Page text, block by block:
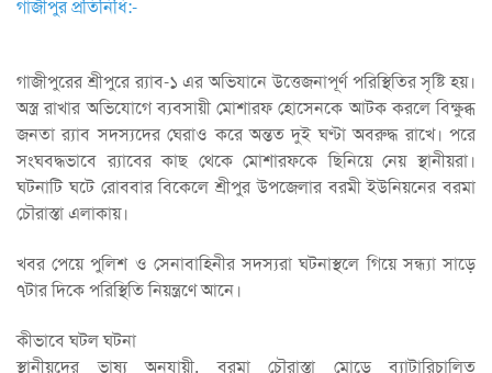
গাজীপুর প্রতিনিধি:-
গাজীপুরের শ্রীপুরে র‍্যাব-১ এর অভিযানে উত্তেজনাপূর্ণ পরিস্থিতির সৃষ্টি হয়।
অস্ত্র রাখার অভিযোগে ব্যবসায়ী মোশারফ হোসেনকে আটক করলে বিক্ষুব্ধ
জনতা র‍্যাব সদস্যদের ঘেরাও করে অন্তত দুই ঘণ্টা অবরুদ্ধ রাখে। পরে
সংঘবদ্ধভাবে র‍্যাবের কাছ থেকে মোশারফকে ছিনিয়ে নেয় স্থানীয়রা।
ঘটনাটি ঘটে রোববার বিকেলে শ্রীপুর উপজেলার বরমী ইউনিয়নের বরমা
চৌরাস্তা এলাকায়।
খবর পেয়ে পুলিশ ও সেনাবাহিনীর সদস্যরা ঘটনাস্থলে গিয়ে সন্ধ্যা সাড়ে
৭টার দিকে পরিস্থিতি নিয়ন্ত্রণে আনে।
কীভাবে ঘটল ঘটনা
স্থানীয়দের ভাষ্য অনুযায়ী, বরমা চৌরাস্তা মোড়ে ব্যাটারিচালিত